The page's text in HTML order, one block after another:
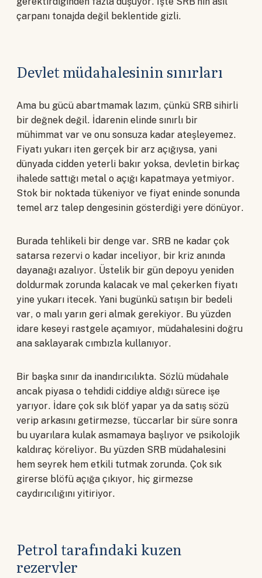
çarpanı tonajda değil beklentide gizli.
Devlet müdahalesinin sınırları
Ama bu gücü abartmamak lazım, çünkü SRB sihirli
bir değnek değil. İdarenin elinde sınırlı bir
mühimmat var ve onu sonsuza kadar ateşleyemez.
Fiyatı yukarı iten gerçek bir arz açığıysa, yani
dünyada cidden yeterli bakır yoksa, devletin birkaç
ihalede sattığı metal o açığı kapatmaya yetmiyor.
Stok bir noktada tükeniyor ve fiyat eninde sonunda
temel arz talep dengesinin gösterdiği yere dönüyor.
Burada tehlikeli bir denge var. SRB ne kadar çok
satarsa rezervi o kadar inceliyor, bir kriz anında
dayanağı azalıyor. Üstelik bir gün depoyu yeniden
doldurmak zorunda kalacak ve mal çekerken fiyatı
yine yukarı itecek. Yani bugünkü satışın bir bedeli
var, o malı yarın geri almak gerekiyor. Bu yüzden
idare keseyi rastgele açamıyor, müdahalesini doğru
ana saklayarak cımbızla kullanıyor.
Bir başka sınır da inandırıcılıkta. Sözlü müdahale
ancak piyasa o tehdidi ciddiye aldığı sürece işe
yarıyor. İdare çok sık blöf yapar ya da satış sözü
verip arkasını getirmezse, tüccarlar bir süre sonra
bu uyarılara kulak asmamaya başlıyor ve psikolojik
kaldıraç köreliyor. Bu yüzden SRB müdahalesini
hem seyrek hem etkili tutmak zorunda. Çok sık
girerse blöfü açığa çıkıyor, hiç girmezse
caydırıcılığını yitiriyor.
Petrol tarafındaki kuzen
rezervler